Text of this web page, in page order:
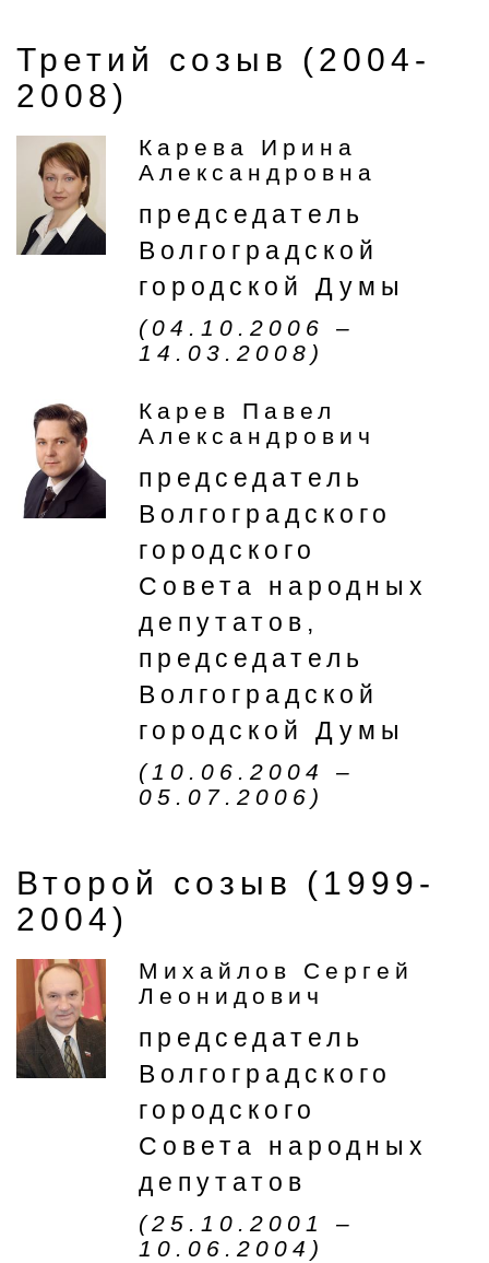
Третий созыв (2004-
2008)
Карева Ирина
Александровна
председатель
Волгоградской
городской Думы
(04.10.2006 –
14.03.2008)
Карев Павел
Александрович
председатель
Волгоградского
городского
Совета народных
депутатов,
председатель
Волгоградской
городской Думы
(10.06.2004 –
05.07.2006)
Второй созыв (1999-
2004)
Михайлов Сергей
Леонидович
председатель
Волгоградского
городского
Совета народных
депутатов
(25.10.2001 –
10.06.2004)